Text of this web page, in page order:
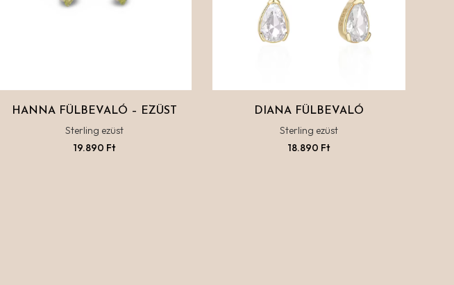
HANNA FÜLBEVALÓ – EZÜST
Sterling ezüst
19.890 Ft
DIANA FÜLBEVALÓ
Sterling ezüst
18.890 Ft